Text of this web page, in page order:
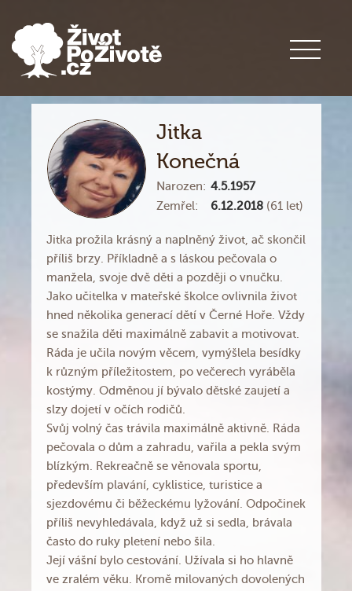
Jitka
Konečná
Narozen: 4.5.1957
Zemřel:
6.12.2018 (61 let)
Jitka prožila krásný a naplněný život, ač skončil
příliš brzy. Příkladně a s láskou pečovala o
manžela, svoje dvě děti a později o vnučku.
Jako učitelka v mateřské školce ovlivnila život
hned několika generací dětí v Černé Hoře. Vždy
se snažila děti maximálně zabavit a motivovat.
Ráda je učila novým věcem, vymýšlela besídky
k různým příležitostem, po večerech vyráběla
kostýmy. Odměnou jí bývalo dětské zaujetí a
slzy dojetí v očích rodičů.
Svůj volný čas trávila maximálně aktivně. Ráda
pečovala o dům a zahradu, vařila a pekla svým
blízkým. Rekreačně se věnovala sportu,
především plavání, cyklistice, turistice a
sjezdovému či běžeckému lyžování. Odpočinek
příliš nevyhledávala, když už si sedla, brávala
často do ruky pletení nebo šila.
Její vášní bylo cestování. Užívala si ho hlavně
ve zralém věku. Kromě milovaných dovolených